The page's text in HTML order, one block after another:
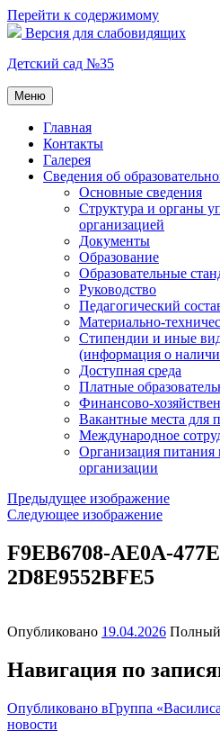
Перейти к содержимому
Версия для слабовидящих
Детский сад №35
Меню
Главная
Контакты
Галерея
Сведения об
Основные сведения
Структура и органы
организацией
Документы
Образование
Образовательные
Руководство
Педагогический
Материально-
Стипендии и иные
(информация о
Доступная среда
Платные
Финансово-
Вакантные места для
Международное
Организация питания
организации
Предыдущее изображение
Следующее изображение
F9EB6708-AE0A-
2D8E9552BFE5
Опубликовано 19.04.2026 Полный
Навигация по
Опубликовано вГруппа
новости